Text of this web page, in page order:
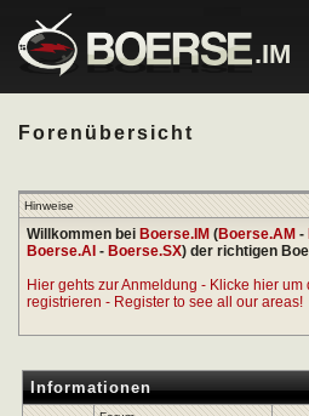
.IM
Forenübersicht
Hinweise
Willkommen bei Boerse.IM (Boerse.AM -
Boerse.AI - Boerse.SX) der richtigen
Hier gehts zur Anmeldung - Klicke hier um
registrieren - Register to see all our areas!
Informationen